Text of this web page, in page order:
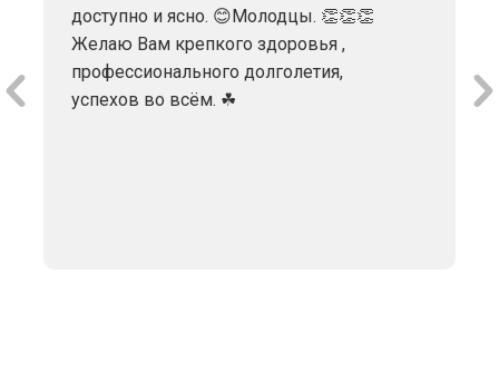
доступно и ясно. 😊Молодцы. 👏👏👏
Желаю Вам крепкого здоровья ,
профессионального долголетия,
успехов во всём. ☘